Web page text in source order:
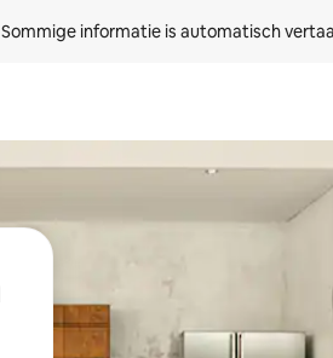
Sommige informatie is automatisch